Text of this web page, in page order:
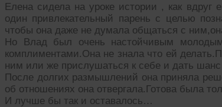
Елена сидела на уроке истории , как
один привлекательный парень с целью
чтобы она даже не думала общаться с
Но Влад был очень настойчивым
комплиментами.Она не знала что ей
ним или же прислушаться к себе и дать шанс
После долгих размышлений она приняла
об отношениях она отвергала.Готова была
И лучше бы так и оставалось…